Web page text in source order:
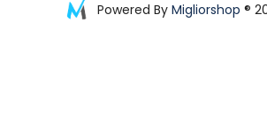
Powered By Migliorshop ®